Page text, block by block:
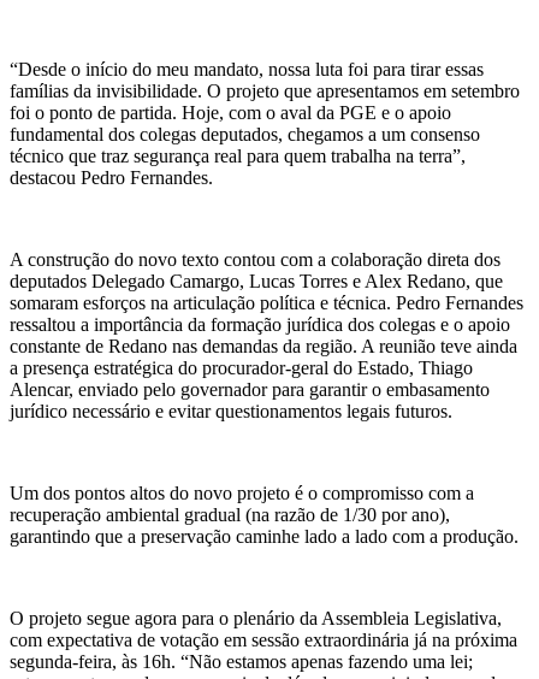
“Desde o início do meu mandato, nossa luta foi para tirar essas
famílias da invisibilidade. O projeto que apresentamos em setembro
foi o ponto de partida. Hoje, com o aval da PGE e o apoio
fundamental dos colegas deputados, chegamos a um consenso
técnico que traz segurança real para quem trabalha na terra”,
destacou Pedro Fernandes.
A construção do novo texto contou com a colaboração direta dos
deputados Delegado Camargo, Lucas Torres e Alex Redano, que
somaram esforços na articulação política e técnica. Pedro Fernandes
ressaltou a importância da formação jurídica dos colegas e o apoio
constante de Redano nas demandas da região. A reunião teve ainda
a presença estratégica do procurador-geral do Estado, Thiago
Alencar, enviado pelo governador para garantir o embasamento
jurídico necessário e evitar questionamentos legais futuros.
Um dos pontos altos do novo projeto é o compromisso com a
recuperação ambiental gradual (na razão de 1/30 por ano),
garantindo que a preservação caminhe lado a lado com a produção.
O projeto segue agora para o plenário da Assembleia Legislativa,
com expectativa de votação em sessão extraordinária já na próxima
segunda-feira, às 16h. “Não estamos apenas fazendo uma lei;